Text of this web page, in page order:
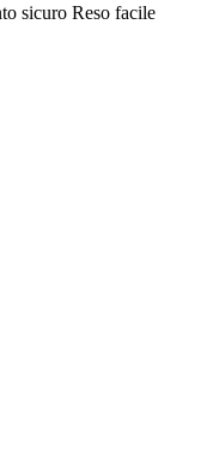
sicuro Reso facile